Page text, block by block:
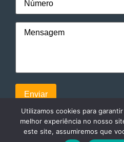
Utilizamos cookies para
melhor experiência no nosso
este site, assumiremos que